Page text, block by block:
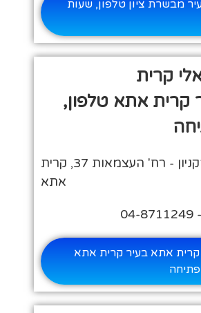
מבשרת ציון טלפון, שעות
קרית
קרית אתא טלפון,
כתובת הקניון - רח' העצמאות 37, קרית
אתא
קרית אתא בעיר קרית אתא